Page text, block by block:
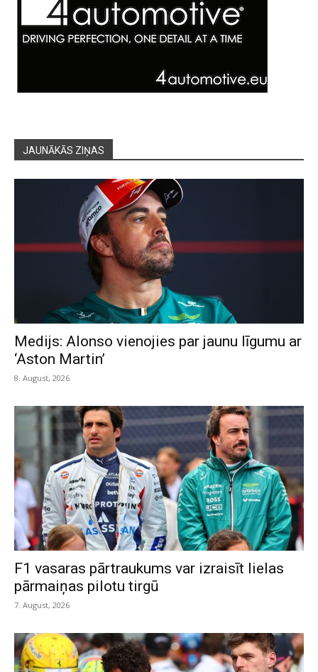
JAUNĀKĀS ZIŅAS
Medijs: Alonso vienojies par jaunu līgumu ar
‘Aston Martin’
8. August, 2026
F1 vasaras pārtraukums var izraisīt lielas
pārmaiņas pilotu tirgū
7. August, 2026